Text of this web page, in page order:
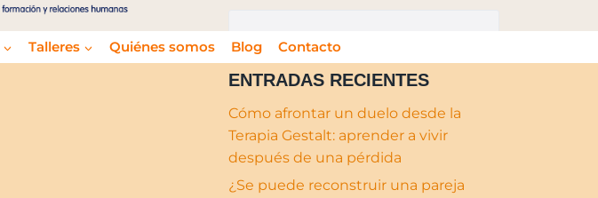
Talleres Quiénes somos Blog Contacto
ENTRADAS RECIENTES
Cómo afrontar un duelo desde la
Terapia Gestalt: aprender a vivir
después de una pérdida
¿Se puede reconstruir una pareja